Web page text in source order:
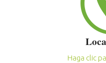
Haga clic